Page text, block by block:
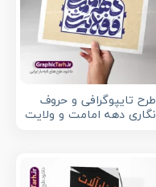
طرح تایپوگرافی و حروف
نگاری دهه امامت و ولایت